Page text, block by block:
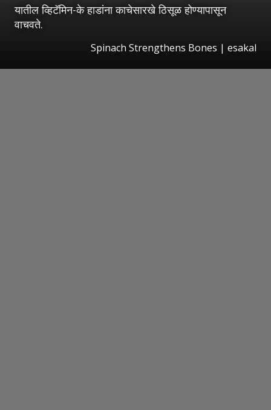
यातील व्हिटॅमिन-के हाडांना काचेसारखे ठिसूळ होण्यापासून
वाचवते.
Spinach Strengthens Bones | esakal